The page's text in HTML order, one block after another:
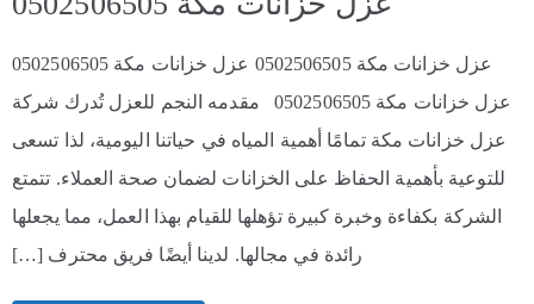
عزل خزانات مكة 0502506505 عزل خزانات مكة 0502506505
عزل خزانات مكة 0502506505 مقدمه النجم للعزل تُدرك شركة
عزل خزانات مكة تمامًا أهمية المياه في حياتنا اليومية، لذا تسعى
للتوعية بأهمية الحفاظ على الخزانات لضمان صحة العملاء. تتمتع
الشركة بكفاءة وخبرة كبيرة تؤهلها للقيام بهذا العمل، مما يجعلها
رائدة في مجالها. لدينا أيضًا فريق محترف […]